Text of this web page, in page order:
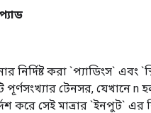
নির্দিষ্ট করা `প্যাডিংস` এবং
টেনসর, যেখানে n
করে সেই মাত্রার